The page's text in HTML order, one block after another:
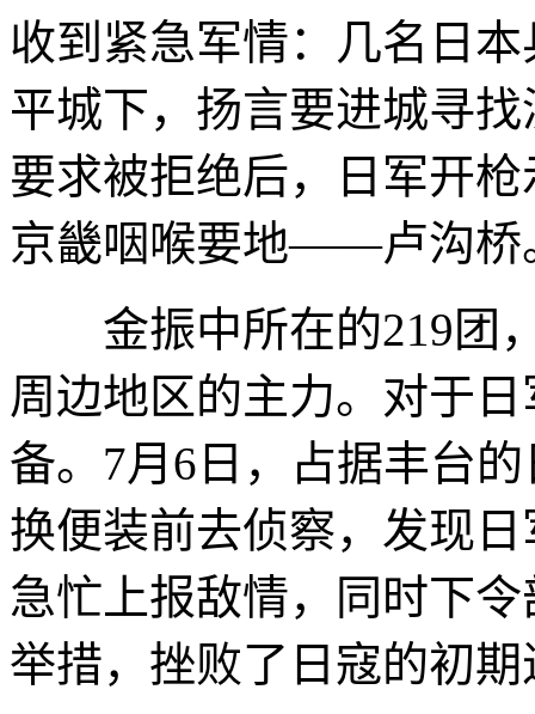
收到紧急军情：几名日
平城下，扬言要进城寻
要求被拒绝后，日军开
京畿咽喉要地——卢沟桥
金振中所在的219团，
周边地区的主力。对于
备。7月6日，占据丰台
换便装前去侦察，发现
急忙上报敌情，同时下
举措，挫败了日寇的初期